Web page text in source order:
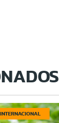
INTERNACIONAL